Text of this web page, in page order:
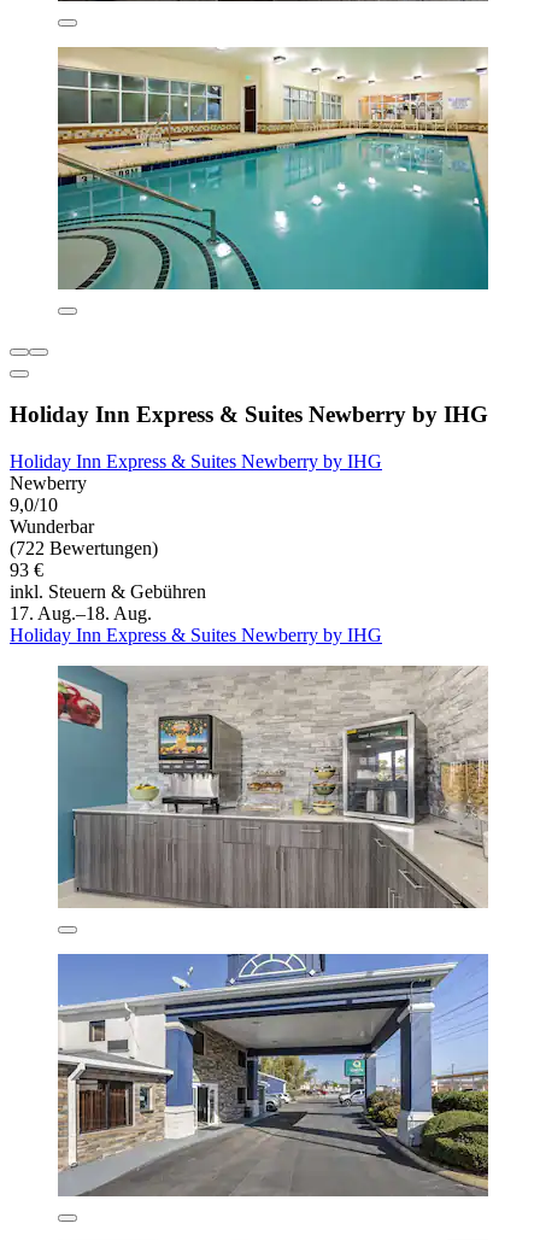
Holiday Inn Express & Suites Newberry by IHG
Holiday Inn Express & Suites Newberry by IHG
Newberry
9,0/10
Wunderbar
(722 Bewertungen)
93 €
inkl. Steuern & Gebühren
17. Aug.–18. Aug.
Holiday Inn Express & Suites Newberry by IHG